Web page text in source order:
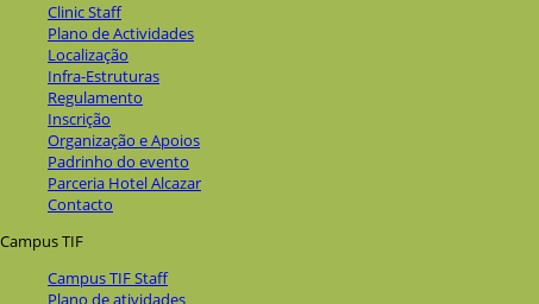
Clinic Staff
Plano de Actividades
Localização
Infra-Estruturas
Regulamento
Inscrição
Organização e Apoios
Padrinho do evento
Parceria Hotel Alcazar
Contacto
Campus TIF
Campus TIF Staff
Plano de atividades